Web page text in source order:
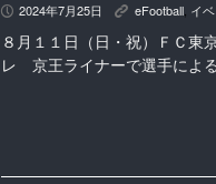
P 2024年7月25日 K eFootball, イ
８月１１日（日・祝）ＦＣ東
レ 京王ライナーで選手によ